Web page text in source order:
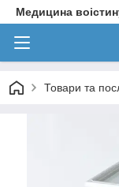
Медицина
Товари та